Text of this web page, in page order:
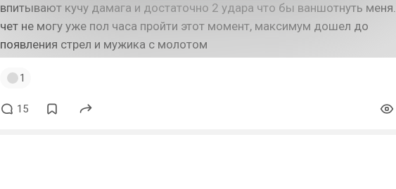
впитывают кучу дамага и достаточно 2 удара что бы ваншотнуть меня.
чет не могу уже пол часа пройти этот момент, максимум дошел до
появления стрел и мужика с молотом
1
15